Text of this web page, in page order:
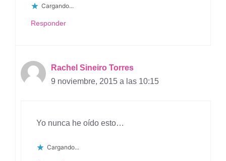
Cargando...
Responder
Rachel Sineiro Torres
9 noviembre, 2015 a las 10:15
Yo nunca he oído esto…
Cargando...